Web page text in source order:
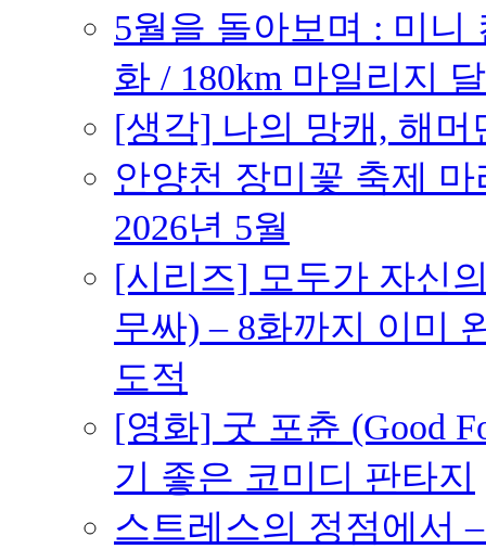
5월을 돌아보며 : 미니
화 / 180km 마일리지
[생각] 나의 망캐, 해머
안양천 장미꽃 축제
2026년 5월
[시리즈] 모두가 자신
무싸) – 8화까지 이미
도적
[영화] 굿 포츈 (Good
기 좋은 코미디 판타지
스트레스의 정점에서